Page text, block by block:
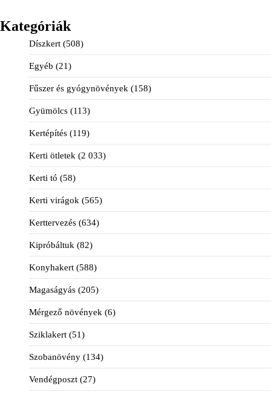
Kategóriák
Díszkert (508)
Egyéb (21)
Fűszer és gyógynövények (158)
Gyümölcs (113)
Kertépítés (119)
Kerti ötletek (2 033)
Kerti tó (58)
Kerti virágok (565)
Kerttervezés (634)
Kipróbáltuk (82)
Konyhakert (588)
Magaságyás (205)
Mérgező növények (6)
Sziklakert (51)
Szobanövény (134)
Vendégposzt (27)